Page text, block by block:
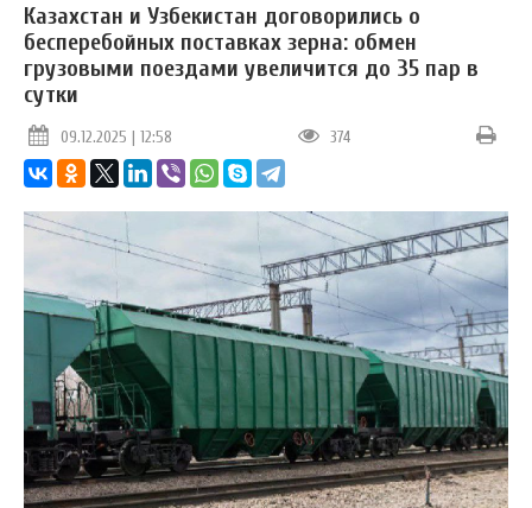
Казахстан и Узбекистан договорились о
бесперебойных поставках зерна: обмен
грузовыми поездами увеличится до 35 пар в
сутки
09.12.2025 | 12:58 374